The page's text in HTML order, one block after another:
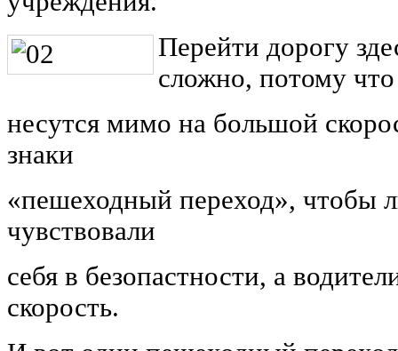
Перейти дорогу
сложно, потому
несутся мимо на большой
знаки
«пешеходный переход», чтобы
чувствовали
себя в безопастности, а
скорость.